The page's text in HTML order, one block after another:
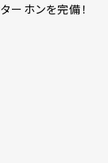
ーホンを完備！